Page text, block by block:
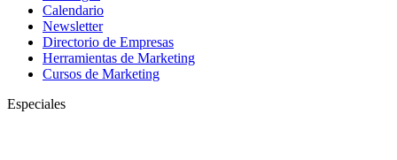
Calendario
Newsletter
Directorio de Empresas
Herramientas de Marketing
Cursos de Marketing
Especiales